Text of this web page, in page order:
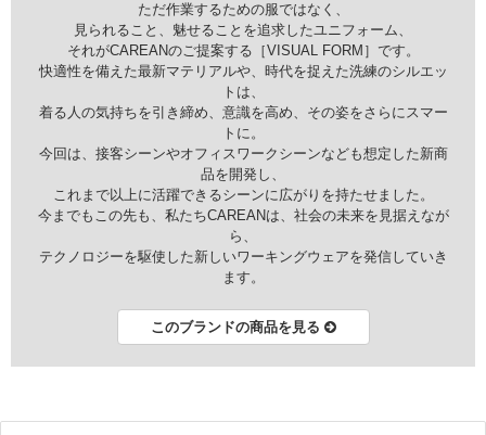
ただ作業するための服ではなく、
見られること、魅せることを追求したユニフォーム、
それがCAREANのご提案する［VISUAL FORM］です。
快適性を備えた最新マテリアルや、時代を捉えた洗練のシルエッ
トは、
着る人の気持ちを引き締め、意識を高め、その姿をさらにスマー
トに。
今回は、接客シーンやオフィスワークシーンなども想定した新商
品を開発し、
これまで以上に活躍できるシーンに広がりを持たせました。
今までもこの先も、私たちCAREANは、社会の未来を見据えなが
ら、
テクノロジーを駆使した新しいワーキングウェアを発信していき
ます。
このブランドの商品を見る